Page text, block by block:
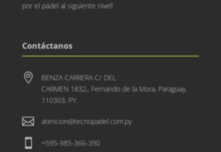
por el pádel al siguiente nivel!
Contáctanos

BENZA CARRERA C/ DEL
CARMEN 1832,, Fernando de la Mora, Paraguay,
110303, PY.
 atencion@tecnopadel.com.py
 +595-985-366-390